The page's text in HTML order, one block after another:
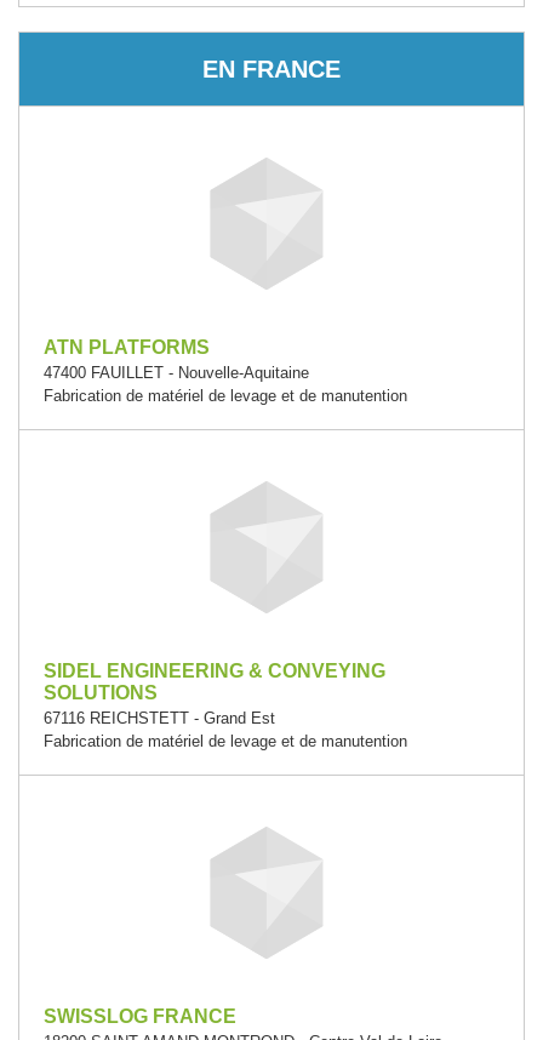
EN FRANCE
ATN PLATFORMS
47400 FAUILLET - Nouvelle-Aquitaine
Fabrication de matériel de levage et de manutention
SIDEL ENGINEERING & CONVEYING
SOLUTIONS
67116 REICHSTETT - Grand Est
Fabrication de matériel de levage et de manutention
SWISSLOG FRANCE